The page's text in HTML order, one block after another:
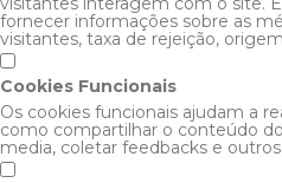
fornecer informações sobre as
visitantes, taxa de rejeição,
Cookies Funcionais
Os cookies funcionais ajudam a
como compartilhar o conteúdo
media, coletar feedbacks e